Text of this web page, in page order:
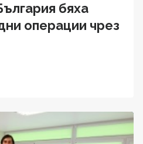
бяха
операции чрез